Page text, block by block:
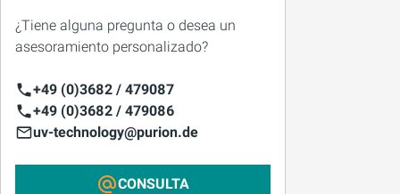
¿Tiene alguna pregunta o desea un
asesoramiento personalizado?
+49 (0)3682 / 479087
+49 (0)3682 / 479086
uv-technology@purion.de
CONSULTA